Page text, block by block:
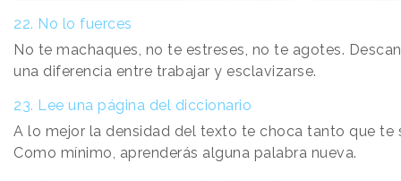
22. No lo fuerces
No te machaques, no te estreses, no te agotes.
una diferencia entre trabajar y esclavizarse.
23. Lee una página del diccionario
A lo mejor la densidad del texto te choca tanto que te
Como mínimo, aprenderás alguna palabra nueva.